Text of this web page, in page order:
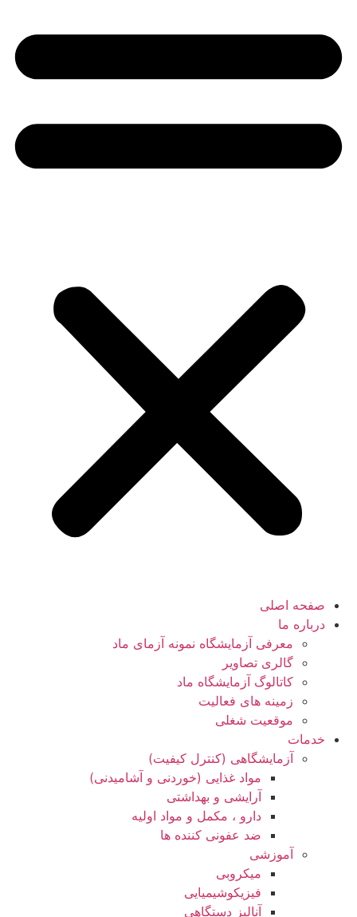
صفحه اصلی
درباره ما
معرفی آزمایشگاه نمونه آزمای ماد
گالری تصاویر
کاتالوگ آزمایشگاه ماد
زمینه های فعالیت
موقعیت شغلی
خدمات
آزمایشگاهی (کنترل کیفیت)
مواد غذایی (خوردنی و آشامیدنی)
آرایشی و بهداشتی
دارو ، مکمل و مواد اولیه
ضد عفونی کننده ها
آموزشی
میکروبی
فیزیکوشیمیایی
آنالیز دستگاهی